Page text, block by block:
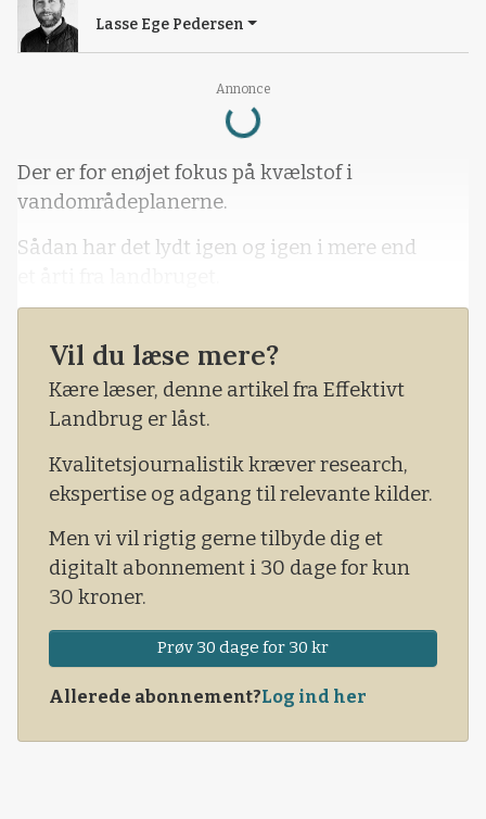
Annonce
Loading...
Lasse Ege Pedersen
Der er for enøjet fokus på kvælstof i
vandområdeplanerne.
Sådan har det lydt igen og igen i mere end
Vil du læse mere?
Kære læser, denne artikel fra Effektivt
Landbrug er låst.
Kvalitetsjournalistik kræver research,
ekspertise og adgang til relevante kilder.
Men vi vil rigtig gerne tilbyde dig et
digitalt abonnement i 30 dage for kun
30 kroner.
Prøv 30 dage for 30 kr
Allerede abonnement?Log ind her